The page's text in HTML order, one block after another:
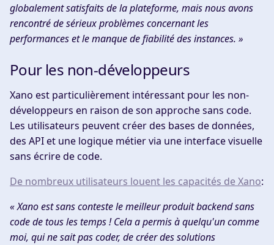
globalement satisfaits de la plateforme, mais nous avons
rencontré de sérieux problèmes concernant les
performances et le manque de fiabilité des instances. »
Pour les non-développeurs
Xano est particulièrement intéressant pour les non-
développeurs en raison de son approche sans code.
Les utilisateurs peuvent créer des bases de données,
des API et une logique métier via une interface visuelle
sans écrire de code.
De nombreux utilisateurs louent les capacités de Xano:
« Xano est sans conteste le meilleur produit backend sans
code de tous les temps ! Cela a permis à quelqu'un comme
moi, qui ne sait pas coder, de créer des solutions